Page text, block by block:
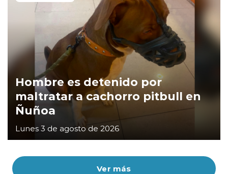
Ver más
Hombre es detenido por
maltratar a cachorro pitbull en
Ñuñoa
Lunes 3 de agosto de 2026